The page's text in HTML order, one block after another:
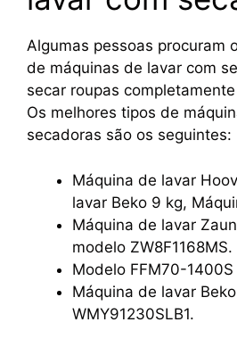
Algumas pessoas procuram
de máquinas de lavar com
secar roupas
Os melhores tipos de
secadoras são os seguintes:
Máquina de lavar
lavar Beko 9 kg,
Máquina de lavar
modelo ZW8F1168MS.
Modelo FFM70-
Máquina de lavar
WMY91230SLB1.